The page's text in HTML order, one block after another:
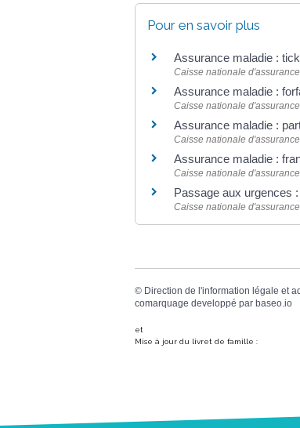
Pour en savoir plus
Assurance maladie :
Caisse nationale
Assurance maladie :
Caisse nationale
Assurance maladie :
Caisse nationale
Assurance maladie :
Caisse nationale
Passage aux urgences
Caisse nationale
© Direction de l'information légale et
comarquage developpé par baseo.io
et
Mise à jour du livret de famille :